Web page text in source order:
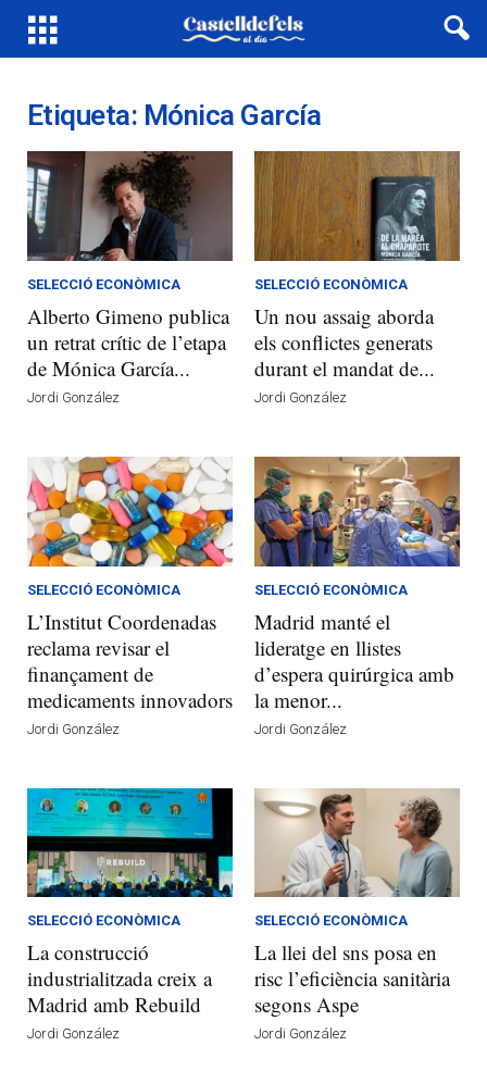
Etiqueta: Mónica García
SELECCIÓ ECONÒMICA
Alberto Gimeno publica
un retrat crític de l’etapa
de Mónica García...
Jordi González
SELECCIÓ ECONÒMICA
Un nou assaig aborda
els conflictes generats
durant el mandat de...
Jordi González
SELECCIÓ ECONÒMICA
L’Institut Coordenadas
reclama revisar el
finançament de
medicaments innovadors
Jordi González
SELECCIÓ ECONÒMICA
Madrid manté el
lideratge en llistes
d’espera quirúrgica amb
la menor...
Jordi González
SELECCIÓ ECONÒMICA
La construcció
industrialitzada creix a
Madrid amb Rebuild
Jordi González
SELECCIÓ ECONÒMICA
La llei del sns posa en
risc l’eficiència sanitària
segons Aspe
Jordi González